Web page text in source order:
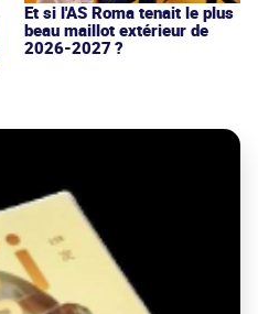
Et si l'AS Roma tenait le plus
beau maillot extérieur de
2026-2027 ?